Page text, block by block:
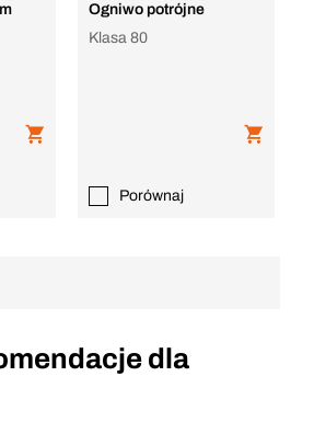
Ogniwo potrójne
Klasa 80
Porównaj
dla